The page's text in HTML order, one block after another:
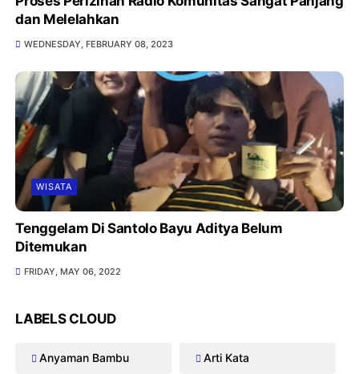
dan Melelahkan
WEDNESDAY, FEBRUARY 08, 2023
WISATA
Tenggelam Di Santolo Bayu Aditya Belum
Ditemukan
FRIDAY, MAY 06, 2022
LABELS CLOUD
Anyaman Bambu Arti Kata